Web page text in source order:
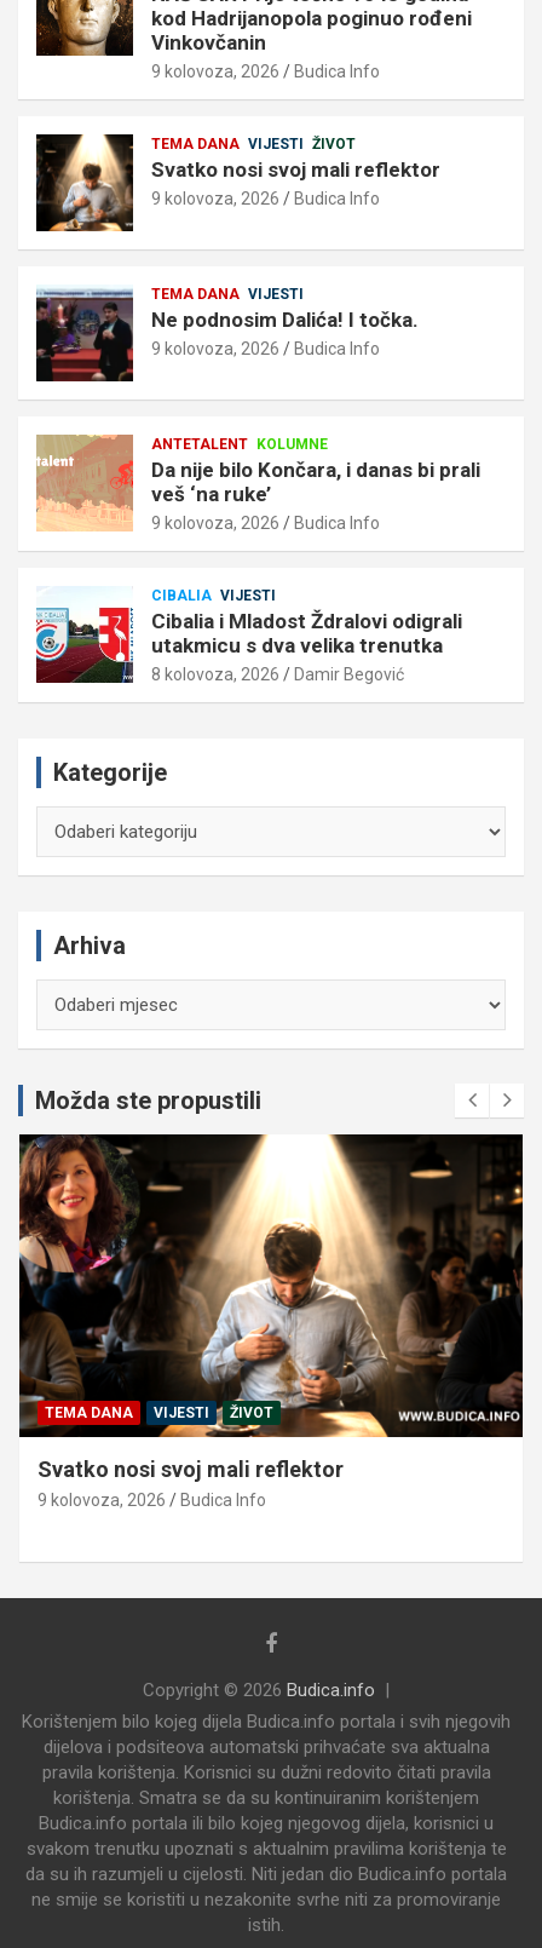
kod Hadrijanopola poginuo rođeni
Vinkovčanin
9 kolovoza, 2026 Budica Info
TEMA DANA VIJESTI ŽIVOT
Svatko nosi svoj mali reflektor
9 kolovoza, 2026 Budica Info
TEMA DANA VIJESTI
Ne podnosim Dalića! I točka.
9 kolovoza, 2026 Budica Info
ANTETALENT KOLUMNE
Da nije bilo Končara, i danas bi prali
veš ‘na ruke’
9 kolovoza, 2026 Budica Info
CIBALIA VIJESTI
Cibalia i Mladost Ždralovi odigrali
utakmicu s dva velika trenutka
8 kolovoza, 2026 Damir Begović
Kategorije
Arhiva
Možda ste propustili
TEMA DANA VIJESTI ŽIVOT
Svatko nosi svoj mali reflektor
9 kolovoza, 2026 Budica Info
Copyright © 2026 Budica.info
Korištenjem bilo kojeg dijela Budica.info portala i svih njegovih
dijelova i podsiteova automatski prihvaćate sva aktualna
pravila korištenja. Korisnici su dužni redovito čitati pravila
korištenja. Smatra se da su kontinuiranim korištenjem
Budica.info portala ili bilo kojeg njegovog dijela, korisnici u
svakom trenutku upoznati s aktualnim pravilima korištenja te
da su ih razumjeli u cijelosti. Niti jedan dio Budica.info portala
ne smije se koristiti u nezakonite svrhe niti za promoviranje
istih.